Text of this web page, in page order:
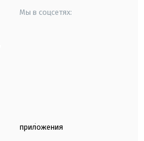
Мы в соцсетях:
приложения